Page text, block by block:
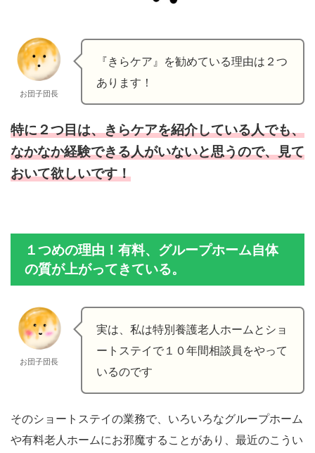
お団子団長
『きらケア』を勧めている理由は２つ
あります！
特に２つ目は、きらケアを紹介している人でも、
なかなか経験できる人がいないと思うので、見て
おいて欲しいです！
１つめの理由！有料、グループホーム自体
の質が上がってきている。
お団子団長
実は、私は特別養護老人ホームとショ
ートステイで１０年間相談員をやって
いるのです
そのショートステイの業務で、いろいろなグループホーム
や有料老人ホームにお邪魔することがあり、最近のこうい